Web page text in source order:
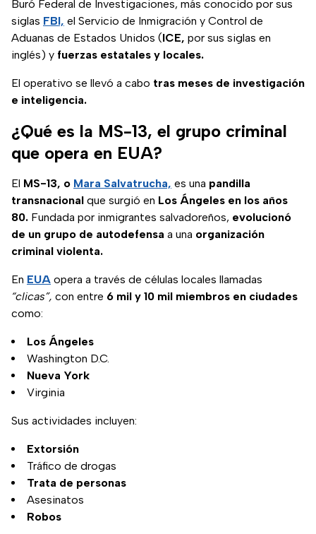
Buró Federal de Investigaciones, más conocido por sus
siglas FBI, el Servicio de Inmigración y Control de
Aduanas de Estados Unidos (ICE, por sus siglas en
inglés) y fuerzas estatales y locales.
El operativo se llevó a cabo tras meses de investigación
e inteligencia.
¿Qué es la MS-13, el grupo criminal
que opera en EUA?
El MS-13, o Mara Salvatrucha, es una pandilla
transnacional que surgió en Los Ángeles en los años
80. Fundada por inmigrantes salvadoreños, evolucionó
de un grupo de autodefensa a una organización
criminal violenta.
En EUA opera a través de células locales llamadas
“clicas”, con entre 6 mil y 10 mil miembros en ciudades
como:
Los Ángeles
Washington D.C.
Nueva York
Virginia
Sus actividades incluyen:
Extorsión
Tráfico de drogas
Trata de personas
Asesinatos
Robos